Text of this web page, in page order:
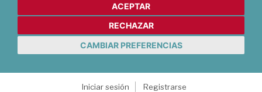
ACEPTAR
RECHAZAR
CAMBIAR PREFERENCIAS
Iniciar sesión
Registrarse